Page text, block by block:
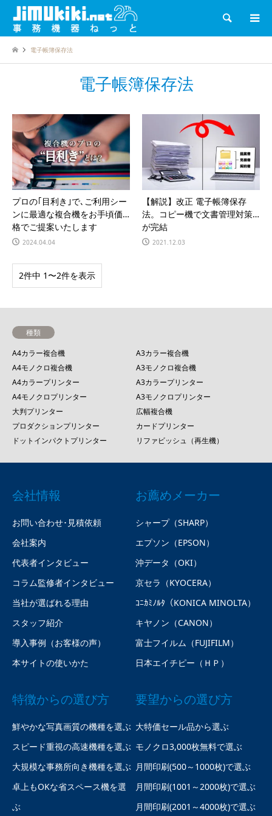
検索
電子帳簿保存法
電子帳簿保存法
プロの｢目利き｣で､ご利用シー
ンに最適な複合機をお手頃価
格でご提案いたします
2024.04.04
【解説】改正 電子帳簿保存
法。コピー機で文書管理対策
が完結
2021.12.03
2件中 1〜2件を表示
種類
A4カラー複合機
A3カラー複合機
A4モノクロ複合機
A3モノクロ複合機
A4カラープリンター
A3カラープリンター
A4モノクロプリンター
A3モノクロプリンター
大判プリンター
広幅複合機
プロダクションプリンター
カードプリンター
ドットインパクトプリンター
リファビッシュ（再生機）
会社情報
お問い合わせ･見積依頼
会社案内
代表者インタビュー
コラム監修者インタビュー
当社が選ばれる理由
スタッフ紹介
導入事例（お客様の声）
本サイトの使いかた
お薦めメーカー
シャープ（SHARP）
エプソン（EPSON）
沖データ（OKI）
京セラ（KYOCERA）
ｺﾆｶﾐﾉﾙﾀ（KONICA MINOLTA）
キヤノン（CANON）
富士フイルム（FUJIFILM）
日本エイチピー（ＨＰ）
特徴からの選び方
鮮やかな写真画質の機種を選ぶ
スピード重視の高速機種を選ぶ
大規模な事務所向き機種を選ぶ
卓上もOKな省スペース機を選
ぶ
要望からの選び方
大特価セール品から選ぶ
モノクロ3,000枚無料で選ぶ
月間印刷(500～1000枚)で選ぶ
月間印刷(1001～2000枚)で選ぶ
月間印刷(2001～4000枚)で選ぶ